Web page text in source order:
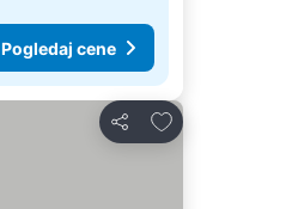
Pogledaj cene
Deli
Dodati u favorite